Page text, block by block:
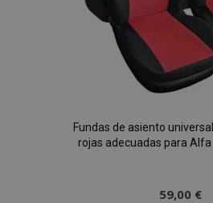
Fundas de asiento
rojas adecuadas para
59,00 €